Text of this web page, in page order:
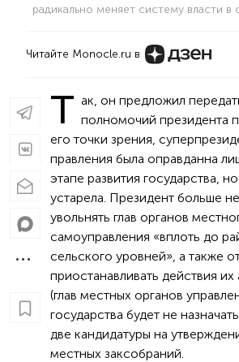
радикально меняет систему власти в
Читайте Monocle.ru в
Т ак, он предложил
полномочий президента
его точки зрения,
правления была оправданна
этапе развития государства,
устарела. Президент больше
увольнять глав органов
самоуправления «вплоть до
сельского уровней», а также
приостанавливать действия
(глав местных органов
государства будет не
две кандидатуры на
местных заксобраний.